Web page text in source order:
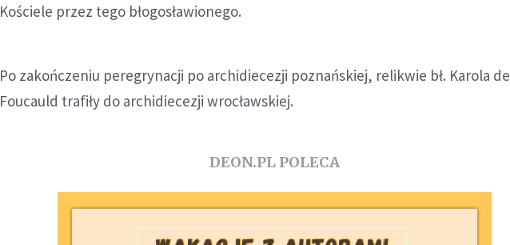
Kościele przez tego błogosławionego.
Po zakończeniu peregrynacji po archidiecezji poznańskiej, relikwie bł. Karola de
Foucauld trafiły do archidiecezji wrocławskiej.
DEON.PL POLECA